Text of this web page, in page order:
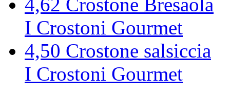
I Crostoni Gourmet
4,50 Crostone salsiccia
I Crostoni Gourmet